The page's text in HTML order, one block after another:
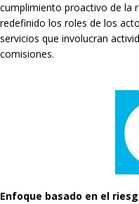
cumplimiento proactivo de la
redefinido los roles de los
servicios que involucran
comisiones.
Enfoque basado en el